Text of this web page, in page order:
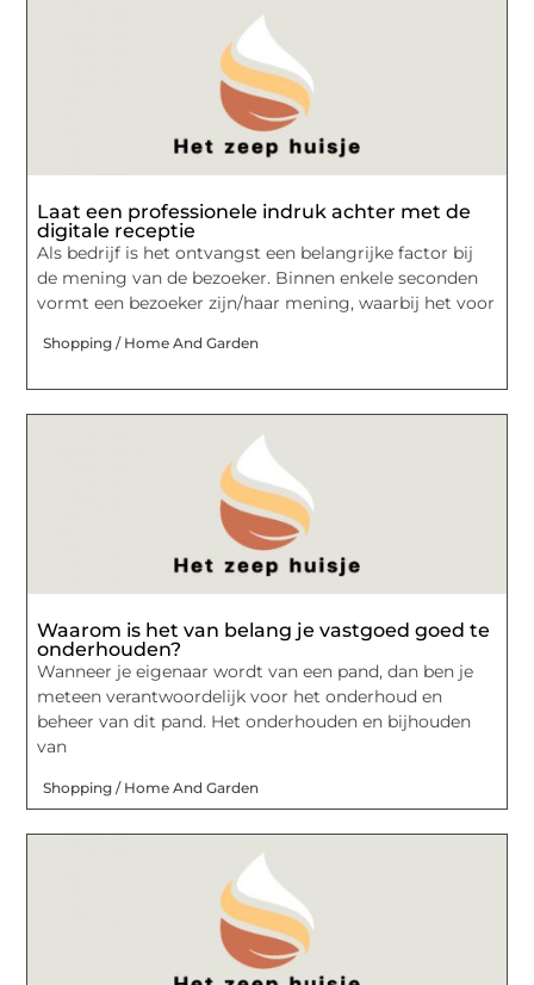
Laat een professionele indruk achter met de
digitale receptie
Als bedrijf is het ontvangst een belangrijke factor bij
de mening van de bezoeker. Binnen enkele seconden
vormt een bezoeker zijn/haar mening, waarbij het voor
Shopping / Home And Garden
Waarom is het van belang je vastgoed goed te
onderhouden?
Wanneer je eigenaar wordt van een pand, dan ben je
meteen verantwoordelijk voor het onderhoud en
beheer van dit pand. Het onderhouden en bijhouden
van
Shopping / Home And Garden